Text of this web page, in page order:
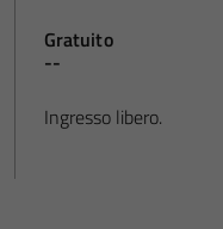
Gratuito
--
Ingresso libero.